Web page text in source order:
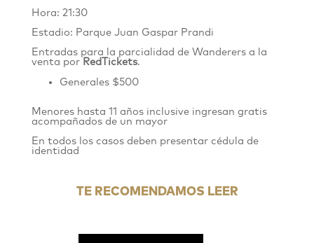
Hora: 21:30
Estadio: Parque Juan Gaspar Prandi
Entradas para la parcialidad de Wanderersa la
venta por RedTickets.
Generales $500
Menores hasta 11 años inclusive ingresan gratis
acompañados de un mayor
En todos los casos deben presentar cédula de
identidad
TE RECOMENDAMOS LEER